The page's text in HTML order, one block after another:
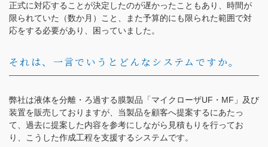
正式に対応することが決定したのが遅かったこともあり、時間が
限られていた（数か月）こと、また予算的にも限られた範囲で対
応をする必要があり、困っていました。
それは、一言でいうとどんなシステムですか。
弊社は液体を分離・ろ過する膜製品「マイクローザUF・MF」及び
装置を販売しておりますが、当製品を顧客へ提案するにあたっ
て、過去に提案した内容を参考にしながら見積もりを行ってお
り、こうした作成工程を支援するシステムです。